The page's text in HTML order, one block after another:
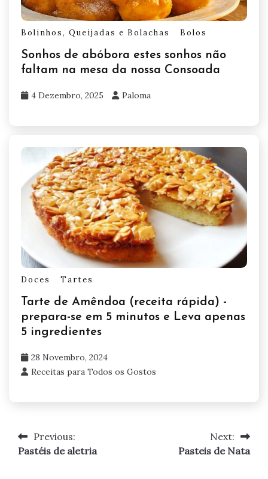
Bolinhos, Queijadas e Bolachas Bolos
Sonhos de abóbora estes sonhos não
faltam na mesa da nossa Consoada
4 Dezembro, 2025 Paloma
Doces Tartes
Tarte de Amêndoa (receita rápida) -
prepara-se em 5 minutos e Leva apenas
5 ingredientes
28 Novembro, 2024
Receitas para Todos os Gostos
Navegação
Previous:
Pastéis de aletria
Next:
Pasteis de Nata